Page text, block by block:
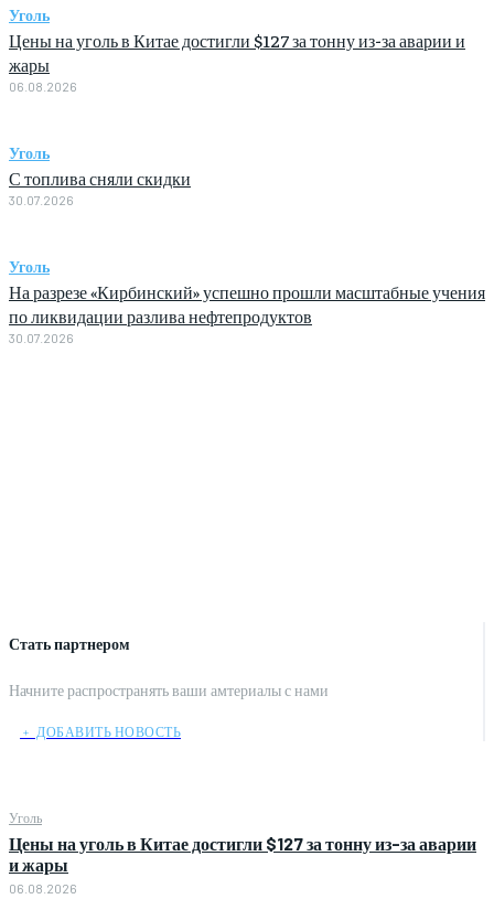
Стать партнером
Начните распространять ваши амтериалы с нами
﹢ ДОБАВИТЬ НОВОСТЬ
Уголь
Цены на уголь в Китае достигли $127 за тонну из-за аварии
и жары
06.08.2026
Уголь
Цены на уголь в Китае достигли $127 за тонну из-за аварии и
жары
06.08.2026
Уголь
С топлива сняли скидки
30.07.2026
Уголь
На разрезе «Кирбинский» успешно прошли масштабные учения
по ликвидации разлива нефтепродуктов
30.07.2026